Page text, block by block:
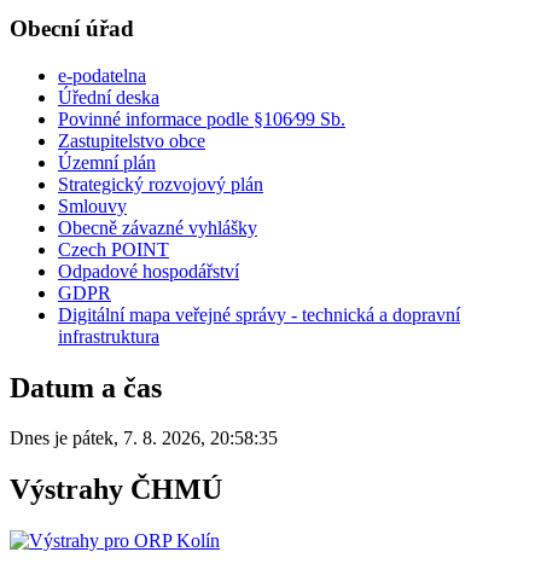
Obecní úřad
e-podatelna
Úřední deska
Povinné informace podle §106⁄99 Sb.
Zastupitelstvo obce
Územní plán
Strategický rozvojový plán
Smlouvy
Obecně závazné vyhlášky
Czech POINT
Odpadové hospodářství
GDPR
Digitální mapa veřejné správy - technická a dopravní
infrastruktura
Datum a čas
Dnes je pátek, 7. 8. 2026, 20:58:35
Výstrahy ČHMÚ